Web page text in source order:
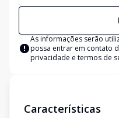
As informações serão
possa entrar em contato
privacidade e termos de
Características